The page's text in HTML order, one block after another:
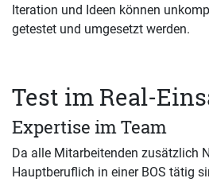
Iteration und Ideen können
getestet und umgesetzt werden.
Test im Real-
Expertise im Team
Da alle Mitarbeitenden zusätzlich
Hauptberuflich in einer BOS tätig